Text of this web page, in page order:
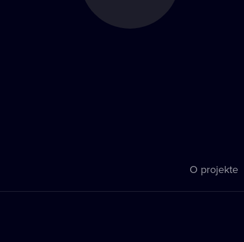
O projekte